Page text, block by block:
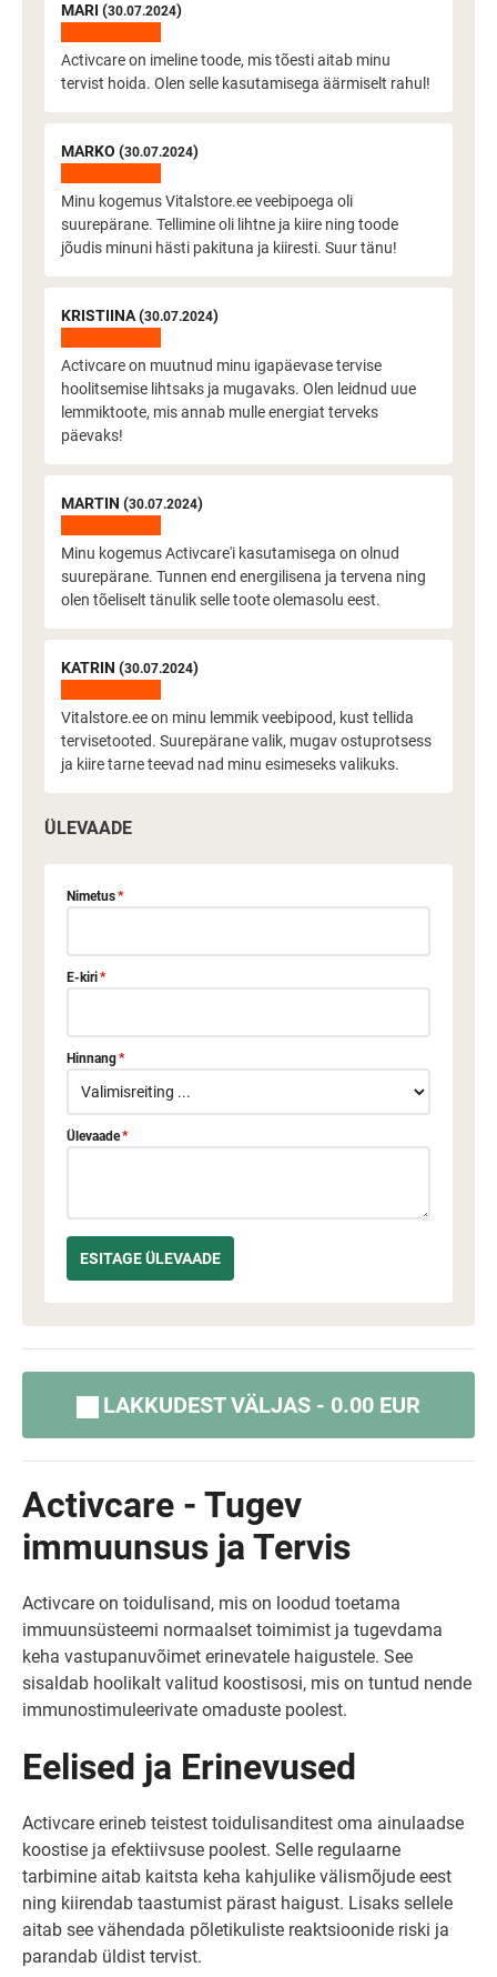
MARI (30.07.2024)
Activcare on imeline toode, mis tõesti aitab minu
tervist hoida. Olen selle kasutamisega äärmiselt rahul!
MARKO (30.07.2024)
Minu kogemus Vitalstore.ee veebipoega oli
suurepärane. Tellimine oli lihtne ja kiire ning toode
jõudis minuni hästi pakituna ja kiiresti. Suur tänu!
KRISTIINA (30.07.2024)
Activcare on muutnud minu igapäevase tervise
hoolitsemise lihtsaks ja mugavaks. Olen leidnud uue
lemmiktoote, mis annab mulle energiat terveks
päevaks!
MARTIN (30.07.2024)
Minu kogemus Activcare'i kasutamisega on olnud
suurepärane. Tunnen end energilisena ja tervena ning
olen tõeliselt tänulik selle toote olemasolu eest.
KATRIN (30.07.2024)
Vitalstore.ee on minu lemmik veebipood, kust tellida
tervisetooted. Suurepärane valik, mugav ostuprotsess
ja kiire tarne teevad nad minu esimeseks valikuks.
ÜLEVAADE
Nimetus*
E-kiri*
Hinnang*
Ülevaade*
LAKKUDEST VÄLJAS - 0.00 EUR
Activcare - Tugev
immuunsus ja Tervis
Activcare on toidulisand, mis on loodud toetama
immuunsüsteemi normaalset toimimist ja tugevdama
keha vastupanuvõimet erinevatele haigustele. See
sisaldab hoolikalt valitud koostisosi, mis on tuntud nende
immunostimuleerivate omaduste poolest.
Eelised ja Erinevused
Activcare erineb teistest toidulisanditest oma ainulaadse
koostise ja efektiivsuse poolest. Selle regulaarne
tarbimine aitab kaitsta keha kahjulike välismõjude eest
ning kiirendab taastumist pärast haigust. Lisaks sellele
aitab see vähendada põletikuliste reaktsioonide riski ja
parandab üldist tervist.